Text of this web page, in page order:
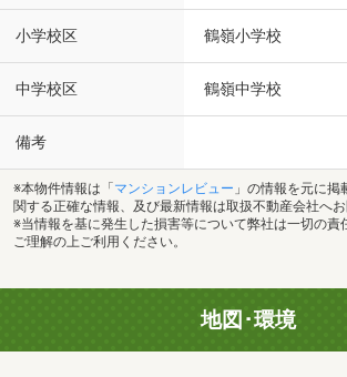
小学校区 鶴嶺小学校
中学校区 鶴嶺中学校
備考
※本物件情報は「 マンションレビュー 」の情報を元に掲
関する正確な情報、及び最新情報は取扱不動産会社へお
※当情報を基に発生した損害等について弊社は一切の責
ご理解の上ご利用ください。
地図･環境